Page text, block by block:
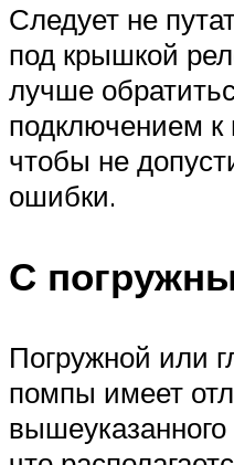
Следует не
под крышкой
лучше
подключением
чтобы не
ошибки.
С
Погружной или
помпы имеет